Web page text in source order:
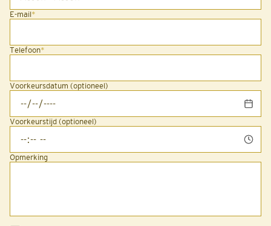
E-mail*
Telefoon*
Voorkeursdatum (optioneel)
Voorkeurstijd (optioneel)
Opmerking